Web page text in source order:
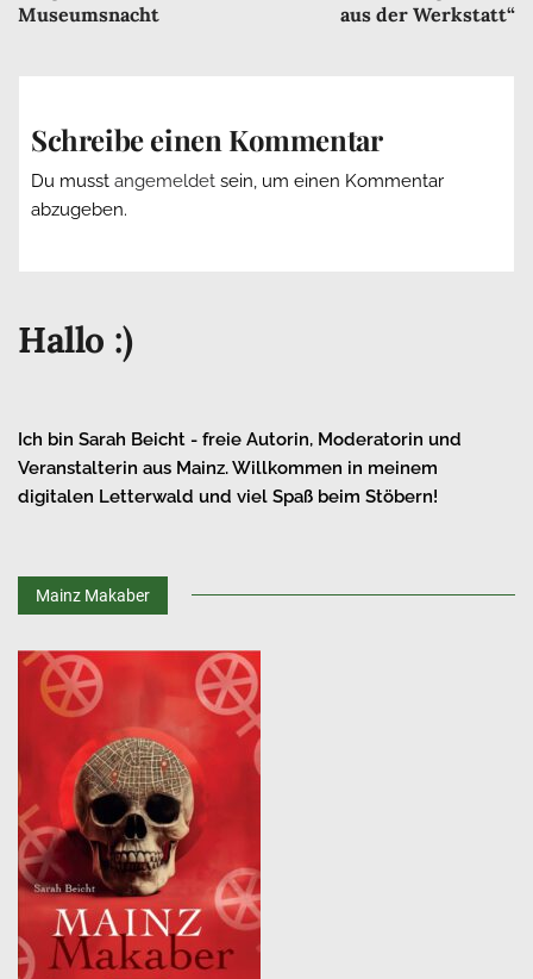
Navigation
Museumsnacht
aus der Werkstatt“
Schreibe einen Kommentar
Du musst angemeldet sein, um einen Kommentar
abzugeben.
Hallo :)
Ich bin Sarah Beicht - freie Autorin, Moderatorin und
Veranstalterin aus Mainz. Willkommen in meinem
digitalen Letterwald und viel Spaß beim Stöbern!
Mainz Makaber